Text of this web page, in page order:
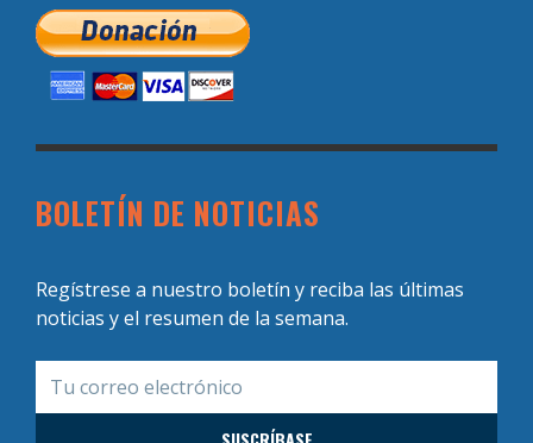
BOLETÍN DE NOTICIAS
Regístrese a nuestro boletín y reciba las últimas
noticias y el resumen de la semana.